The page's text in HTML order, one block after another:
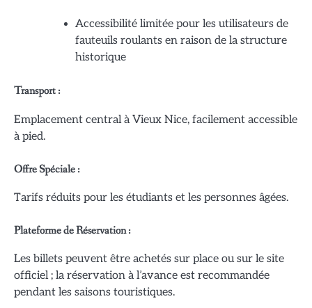
Accessibilité limitée pour les utilisateurs de
fauteuils roulants en raison de la structure
historique
Transport :
Emplacement central à Vieux Nice, facilement accessible
à pied.
Offre Spéciale :
Tarifs réduits pour les étudiants et les personnes âgées.
Plateforme de Réservation :
Les billets peuvent être achetés sur place ou sur le site
officiel ; la réservation à l’avance est recommandée
pendant les saisons touristiques.